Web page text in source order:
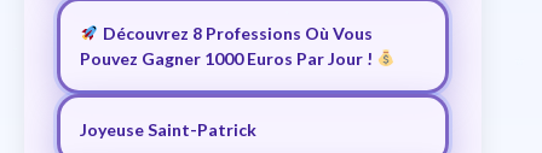
Découvrez 8 Professions Où Vous
Pouvez Gagner 1000 Euros Par Jour !
Joyeuse Saint-Patrick